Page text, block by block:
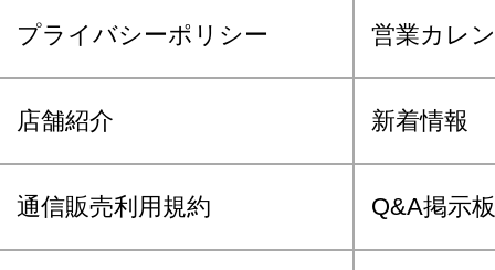
プライバシーポリシー 営業カレ
店舗紹介 新着情報
通信販売利用規約 Q&A掲示板